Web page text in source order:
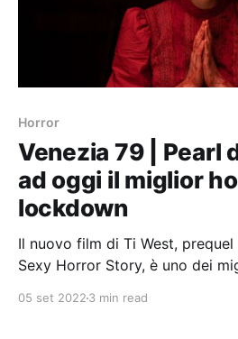
Horror
Venezia 79 | Pearl
ad oggi il miglior
lockdown
Il nuovo film di Ti West, prequel
Sexy Horror Story, è uno dei
05 set 2022 3 min read